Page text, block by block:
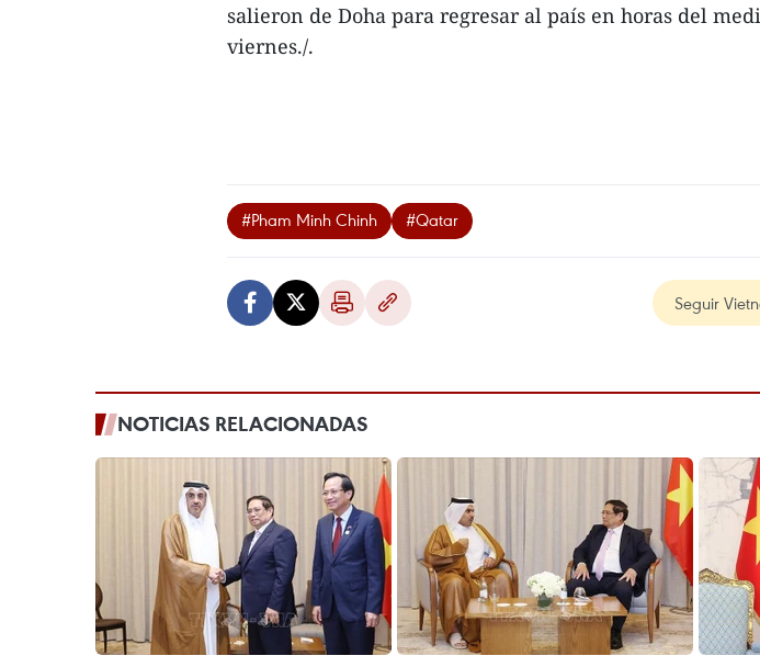
salieron de Doha para regresar al país en horas del
viernes./.
#Pham Minh Chinh #Qatar
Seguir
NOTICIAS RELACIONADAS